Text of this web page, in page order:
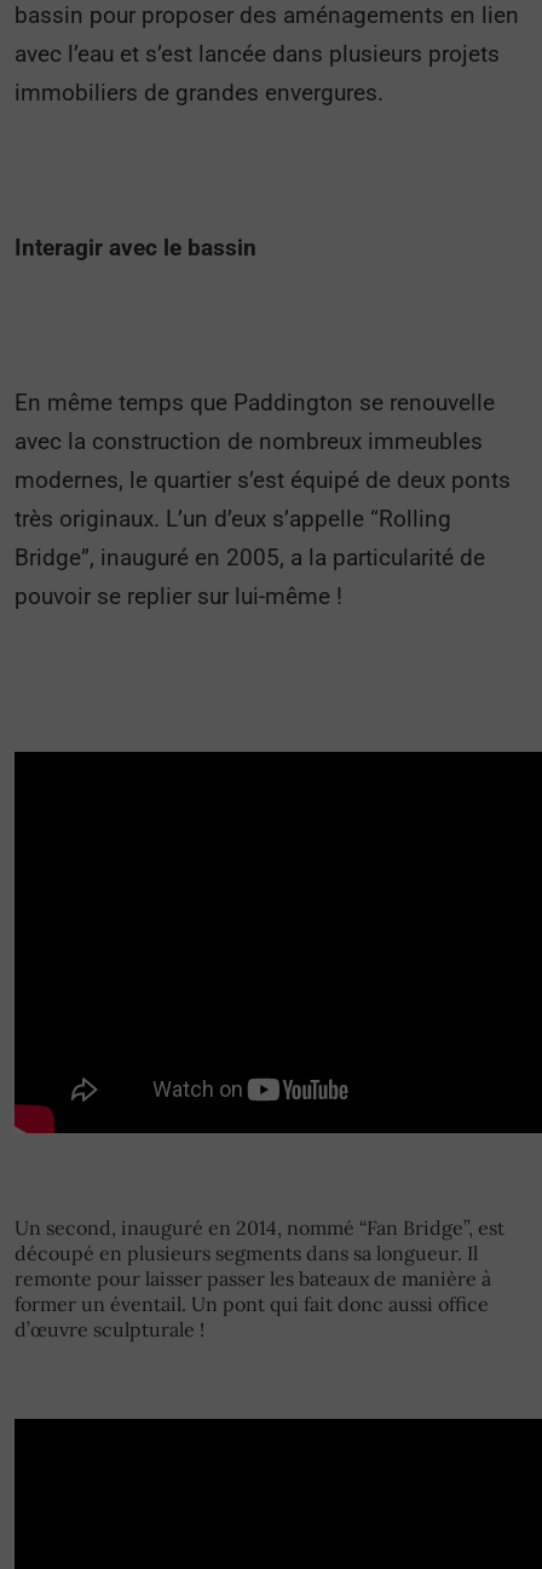
bassin pour proposer des aménagements en lien
avec l’eau et s’est lancée dans plusieurs projets
immobiliers de grandes envergures.
Interagir avec le bassin
En même temps que Paddington se renouvelle
avec la construction de nombreux immeubles
modernes, le quartier s’est équipé de deux ponts
très originaux. L’un d’eux s’appelle “Rolling
Bridge”, inauguré en 2005, a la particularité de
pouvoir se replier sur lui-même !
Un second, inauguré en 2014, nommé “Fan Bridge”, est
découpé en plusieurs segments dans sa longueur. Il
remonte pour laisser passer les bateaux de manière à
former un éventail. Un pont qui fait donc aussi office
d’œuvre sculpturale !